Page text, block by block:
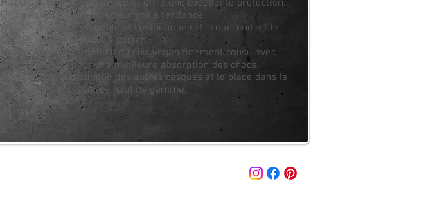
HALOa une belle apparence et offre une excellente protection.
Un casque de vélo protecteur mais tendance.
C'est la protection durable et l'esthétique rétro qui rendent le
casque HALO désirable à porter.
Le casque HALOcombine du cuir vegan finement cousu avec
une coque ABS pour une meilleure absorption des chocs.
L'aspect cuir le distingue des autres casques et le place dans la
gamme des accessoires haut de gamme.